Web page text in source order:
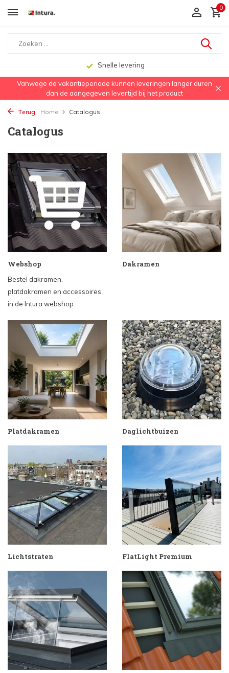
0
Snelle levering
Vanwege de vakantieperiode kunnen leveringen langer duren
dan de aangegeven levertijd bij het product
Terug Home Catalogus
Catalogus
Webshop
Bestel dakramen,
platdakramen en accessoires
in de Intura webshop
Dakramen
Platdakramen Daglichtbuizen
Lichtstraten FlatLight Premium